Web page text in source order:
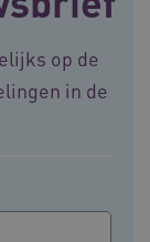
op de
in de
weken